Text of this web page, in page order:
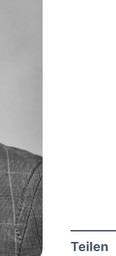
Teilen